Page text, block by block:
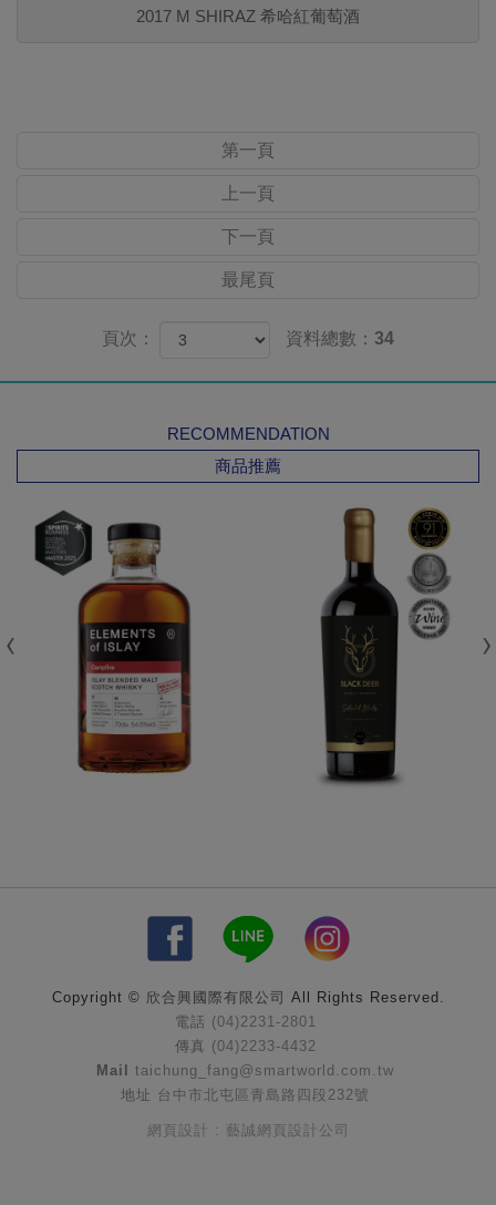
2017 M SHIRAZ 希哈紅葡萄酒
第一頁
上一頁
下一頁
最尾頁
頁次： 資料總數：34
RECOMMENDATION
商品推薦
Copyright © 欣合興國際有限公司 All Rights Reserved.
電話 (04)2231-2801
傳真 (04)2233-4432
Mail
taichung_fang@smartworld.com.tw
地址 台中市北屯區青島路四段232號
網頁設計 : 藝誠網頁設計公司